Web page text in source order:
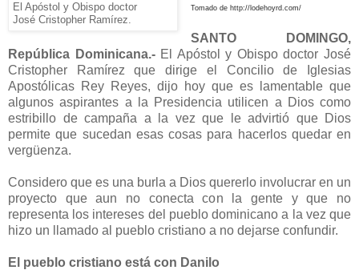
El Apóstol y Obispo doctor
José Cristopher Ramírez.
Tomado de http://lodehoyrd.com/
SANTO DOMINGO,
República Dominicana.- El Apóstol y Obispo doctor José
Cristopher Ramírez que dirige el Concilio de Iglesias
Apostólicas Rey Reyes, dijo hoy que es lamentable que
algunos aspirantes a la Presidencia utilicen a Dios como
estribillo de campaña a la vez que le advirtió que Dios
permite que sucedan esas cosas para hacerlos quedar en
vergüenza.
Considero que es una burla a Dios quererlo involucrar en un
proyecto que aun no conecta con la gente y que no
representa los intereses del pueblo dominicano a la vez que
hizo un llamado al pueblo cristiano a no dejarse confundir.
El pueblo cristiano está con Danilo